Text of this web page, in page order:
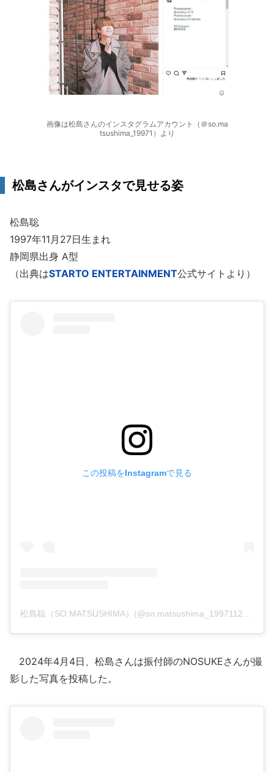
画像は松島さんのインスタグラムアカウント（＠so.ma
tsushima_19971）より
松島さんがインスタで見せる姿
松島聡
1997年11月27日生まれ
静岡県出身 A型
（出典はSTARTO ENTERTAINMENT公式サイトより）
この投稿をInstagramで見る
2024年4月4日、松島さんは振付師のNOSUKEさんが撮
影した写真を投稿した。